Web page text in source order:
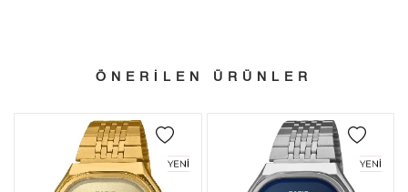
5 2.547,79 ₺ 12.738,95 ₺
6 2.167,42 ₺ 13.004,52 ₺
Türkiye'nin her yerine 2.500₺ ve üzeri alışverişlerde Yurtiçi
- Kargonuz elinize ulaştığı tarihten itibaren 14 gün içerisinde
iade edebilirsiniz.
ÖNERİLEN ÜRÜNLER